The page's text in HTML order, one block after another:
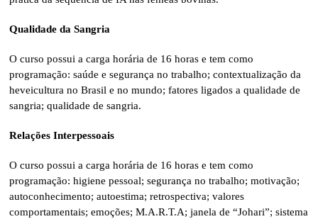
Qualidade da Sangria
O curso possui a carga horária de 16 horas e tem como
programação: saúde e segurança no trabalho; contextualização da
heveicultura no Brasil e no mundo; fatores ligados a qualidade de
sangria; qualidade de sangria.
Relações Interpessoais
O curso possui a carga horária de 16 horas e tem como
programação: higiene pessoal; segurança no trabalho; motivação;
autoconhecimento; autoestima; retrospectiva; valores
comportamentais; emoções; M.A.R.T.A; janela de “Johari”; sistema